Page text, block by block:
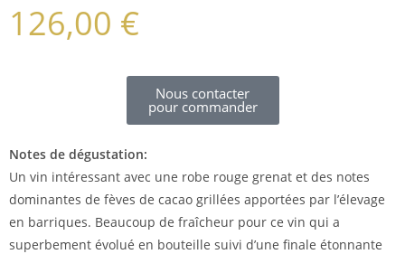
126,00 €
Nous contacter
pour commander
Notes de dégustation:
Un vin intéressant avec une robe rouge grenat et des notes
dominantes de fèves de cacao grillées apportées par l’élevage
en barriques. Beaucoup de fraîcheur pour ce vin qui a
superbement évolué en bouteille suivi d’une finale étonnante